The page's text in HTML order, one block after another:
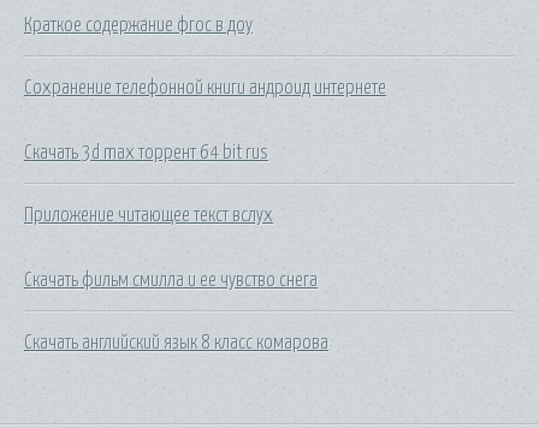
Краткое содержание фгос в доу
Сохранение телефонной книги андроид интернете
Скачать 3d max торрент 64 bit rus
Приложение читающее текст вслух
Скачать фильм смилла и ее чувство снега
Скачать английский язык 8 класс комарова